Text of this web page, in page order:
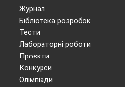
Журнал
Бібліотека розробок
Тести
Лабораторні роботи
Проєкти
Конкурси
Олімпіади